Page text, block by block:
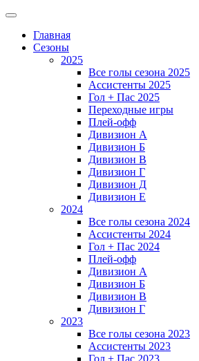
Главная
Сезоны
2025
Все голы сезона 2025
Ассистенты 2025
Гол + Пас 2025
Переходные игры
Плей-офф
Дивизион A
Дивизион Б
Дивизион В
Дивизион Г
Дивизион Д
Дивизион Е
2024
Все голы сезона 2024
Ассистенты 2024
Гол + Пас 2024
Плей-офф
Дивизион A
Дивизион Б
Дивизион В
Дивизион Г
2023
Все голы сезона 2023
Ассистенты 2023
Гол + Пас 2023